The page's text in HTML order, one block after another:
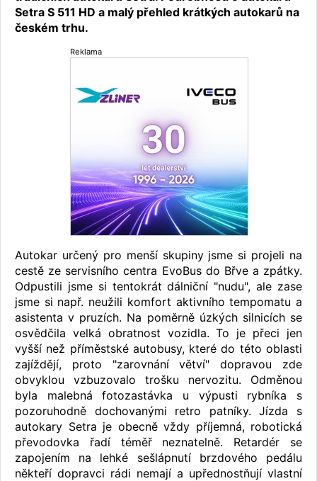
Setra S 511 HD a malý přehled krátkých autokarů na
českém trhu.
Reklama
Autokar určený pro menší skupiny jsme si projeli na
cestě ze servisního centra EvoBus do Břve a zpátky.
Odpustili jsme si tentokrát dálniční "nudu", ale zase
jsme si např. neužili komfort aktivního tempomatu a
asistenta v pruzích. Na poměrně úzkých silnicích se
osvědčila velká obratnost vozidla. To je přeci jen
vyšší než příměstské autobusy, které do této oblasti
zajíždějí, proto "zarovnání větví" dopravou zde
obvyklou vzbuzovalo trošku nervozitu. Odměnou
byla malebná fotozastávka u výpusti rybníka s
pozoruhodně dochovanými retro patníky. Jízda s
autokary Setra je obecně vždy příjemná, robotická
převodovka řadí téměř neznatelně. Retardér se
zapojením na lehké sešlápnutí brzdového pedálu
někteří dopravci rádi nemají a upřednostňují vlastní